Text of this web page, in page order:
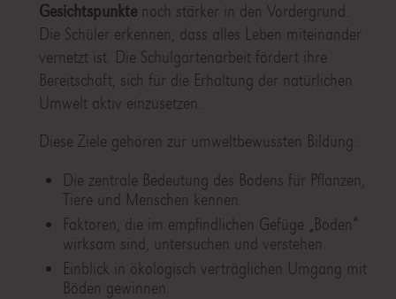
Gesichtspunktenoch stärker in den Vordergrund.
Die Schüler erkennen, dass alles Leben miteinander
vernetzt ist. Die Schulgartenarbeit fördert ihre
Bereitschaft, sich für die Erhaltung der natürlichen
Umwelt aktiv einzusetzen.
Diese Ziele gehören zur umweltbewussten Bildung:
Die zentrale Bedeutung des Bodens für Pflanzen,
Tiere und Menschen kennen.
Faktoren, die im empfindlichen Gefüge „Boden“
wirksam sind, untersuchen und verstehen.
Einblick in ökologisch verträglichen Umgang mit
Böden gewinnen.